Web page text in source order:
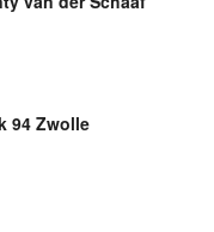
94 Zwolle